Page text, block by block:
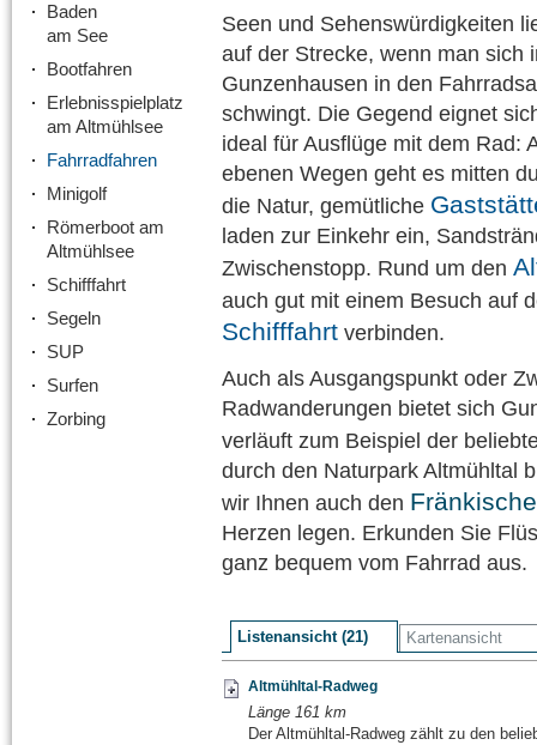
Seen und Sehenswürdigkeiten
auf der Strecke, wenn man sich
Gunzenhausen in den
schwingt. Die Gegend eignet
ideal für Ausflüge mit dem Rad:
ebenen Wegen geht es mitten
die Natur, gemütliche
laden zur Einkehr ein,
Zwischenstopp. Rund um den
auch gut mit einem Besuch auf
Schifffahrt verbinden.
Auch als Ausgangspunkt oder
Radwanderungen bietet sich
verläuft zum Beispiel der
durch den Naturpark Altmühltal
wir Ihnen auch den
Herzen legen. Erkunden Sie
ganz bequem vom Fahrrad aus.
Listenansicht (21) Kartenansicht
Altmühltal-Radweg
Länge 161 km
Der Altmühltal-Radweg zählt zu den
Baden
am See
Bootfahren
Erlebnisspielplatz
am Altmühlsee
Fahrradfahren
Minigolf
Römerboot am
Altmühlsee
Schifffahrt
Segeln
SUP
Surfen
Zorbing